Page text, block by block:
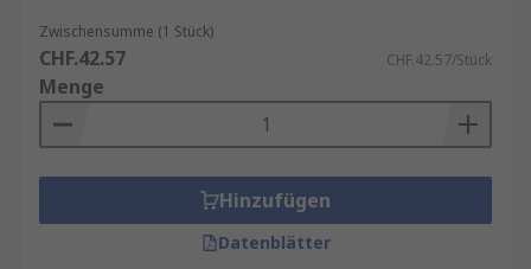
Zwischensumme (1 Stück)
CHF.42.57 CHF.42.57/Stück
Menge
Hinzufügen
Datenblätter